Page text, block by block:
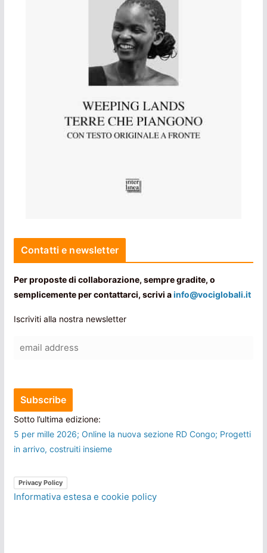
Contatti e newsletter
Per proposte di collaborazione, sempre gradite, o
semplicemente per contattarci, scrivi ainfo@vociglobali.it
Iscriviti alla nostra newsletter
Sotto l’ultima edizione:
5 per mille 2026; Online la nuova sezione RD Congo; Progetti
in arrivo, costruiti insieme
Privacy Policy
Informativa estesa e cookie policy